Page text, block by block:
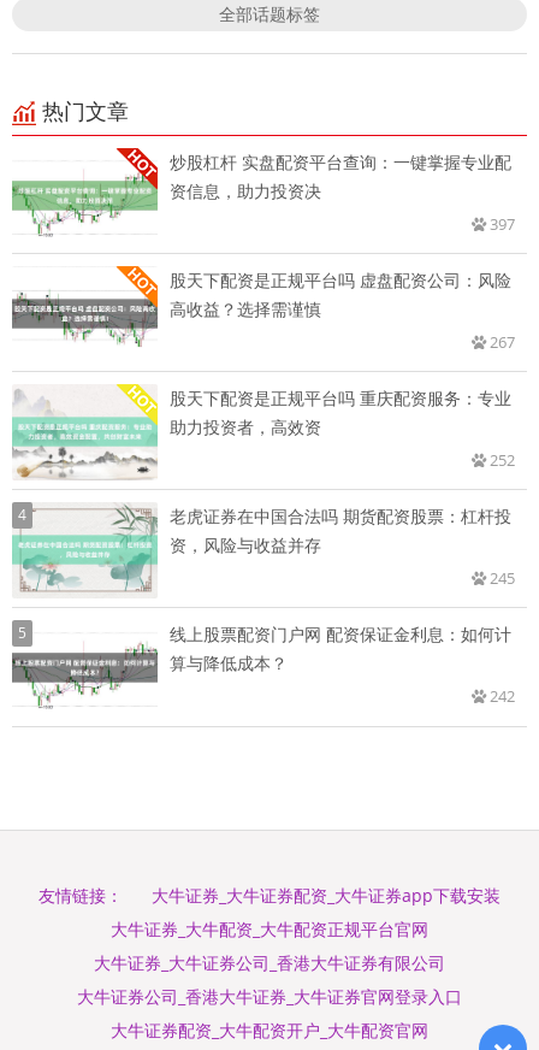
全部话题标签
热门文章
炒股杠杆 实盘配资平台查询：一键掌握专业配
资信息，助力投资决
397
股天下配资是正规平台吗 虚盘配资公司：风险
高收益？选择需谨慎
267
股天下配资是正规平台吗 重庆配资服务：专业
助力投资者，高效资
252
4
老虎证券在中国合法吗 期货配资股票：杠杆投
资，风险与收益并存
245
5
线上股票配资门户网 配资保证金利息：如何计
算与降低成本？
242
友情链接：
大牛证券_大牛证券配资_大牛证券app下载安装
大牛证券_大牛配资_大牛配资正规平台官网
大牛证券_大牛证券公司_香港大牛证券有限公司
大牛证券公司_香港大牛证券_大牛证券官网登录入口
大牛证券配资_大牛配资开户_大牛配资官网